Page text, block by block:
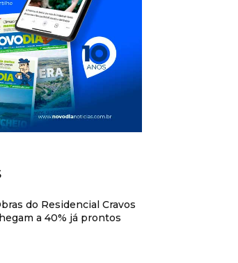
do Residencial Cravos
a 40% já prontos